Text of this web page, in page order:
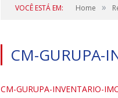
VOCÊ ESTÁ EM: Home »
CM-GURUPA-
CM-GURUPA-INVENTARIO-